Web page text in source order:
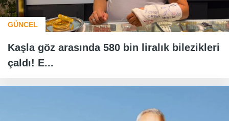
GÜNCEL
Kaşla göz arasında 580 bin liralık bilezikleri
çaldı! E...